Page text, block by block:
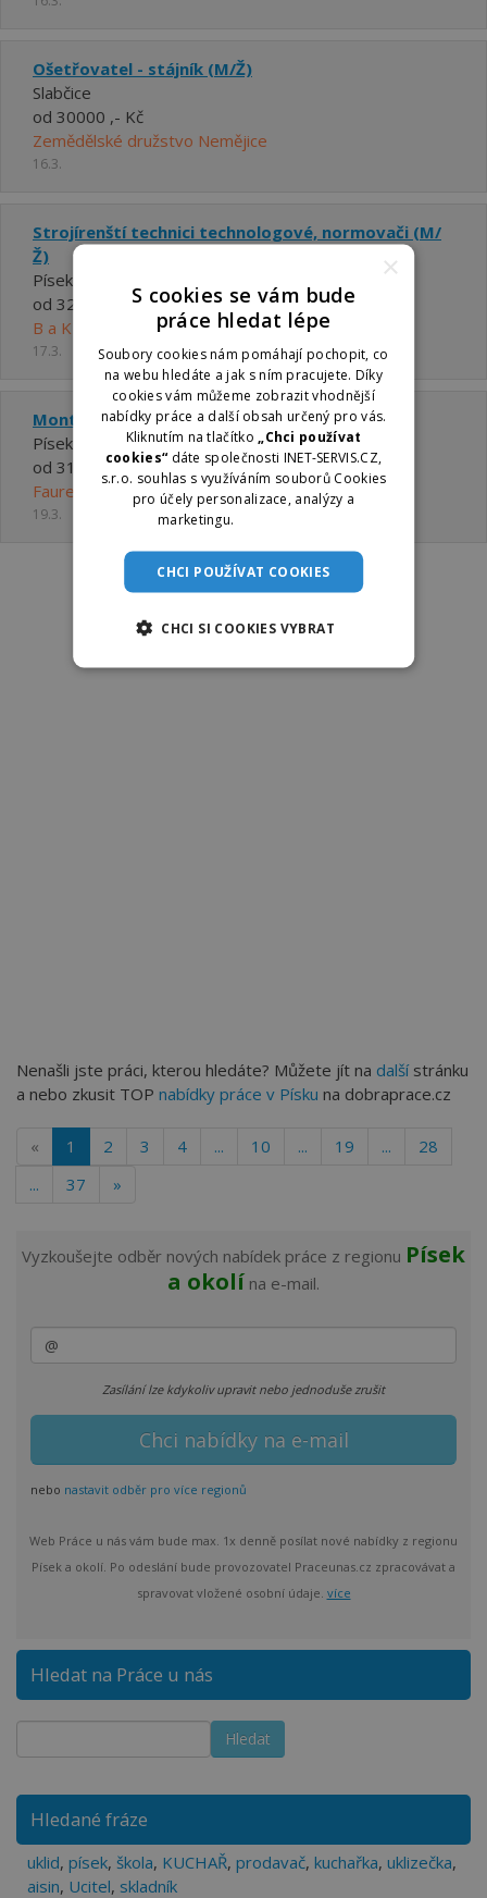
Ošetřovatel - stájník (M/Ž)
Slabčice
od 30000 ,- Kč
Zemědělské družstvo Nemějice
16.3.
Strojírenští technici technologové, normovači (M/
Ž)
Písek
od 32000 ,- Kč do 45000 ,- Kč
B a K production s.r.o.
17.3.
Montážní dělníci výrobků z kovů (M/Ž)
Písek
od 31500 ,- Kč do 34000 ,- Kč
Faurecia Components Písek, s.r.o.
19.3.
Nenašli jste práci, kterou hledáte? Můžete jít na dalšístránku
a nebo zkusit TOP nabídky práce v Písku na dobraprace.cz
« 1 2 3 4 ... 10 ... 19 ...
28
...
37 »
Vyzkoušejte odběr nových nabídek práce z regionu Písek
a okolí na e-mail.
Zasílání lze kdykoliv upravit nebo jednoduše zrušit
nebo nastavit odběr pro více regionů
Web Práce u nás vám bude max. 1x denně posílat nové nabídky z regionu
Písek a okolí. Po odeslání bude provozovatel Praceunas.cz zpracovávat a
spravovat vložené osobní údaje. více
Hledat na Práce u nás
Hledané fráze
uklid, písek, škola, KUCHAŘ, prodavač, kuchařka, uklizečka,
aisin, Ucitel, skladník
×
S cookies se vám bude
práce hledat lépe
Soubory cookies nám pomáhají pochopit, co
na webu hledáte a jak s ním pracujete. Díky
cookies vám můžeme zobrazit vhodnější
nabídky práce a další obsah určený pro vás.
Kliknutím na tlačítko
„Chci používat
cookies“ dáte společnosti INET-SERVIS.CZ,
s.r.o. souhlas s využíváním souborů Cookies
pro účely personalizace, analýzy a
marketingu.
CHCI POUŽÍVAT COOKIES
CHCI SI COOKIES VYBRAT